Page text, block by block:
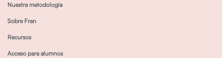
Nuestra metodología
Sobre Fran
Recursos
Acceso para alumnos